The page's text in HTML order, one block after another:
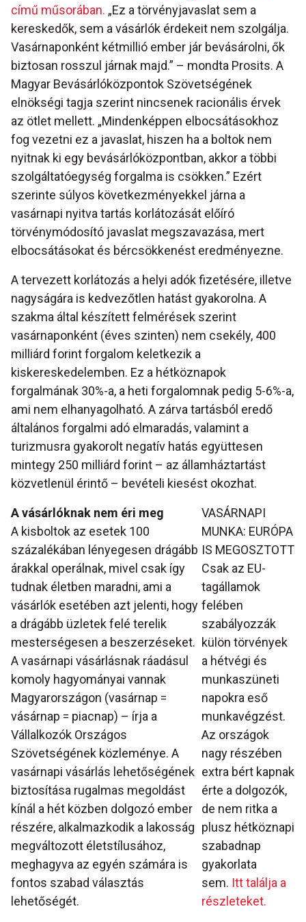
című műsorában. „Ez a törvényjavaslat sem a
kereskedők, sem a vásárlók érdekeit nem szolgálja.
Vasárnaponként kétmillió ember jár bevásárolni, ők
biztosan rosszul járnak majd.” – mondta Prosits. A
Magyar Bevásárlóközpontok Szövetségének
elnökségi tagja szerint nincsenek racionális érvek
az ötlet mellett. „Mindenképpen elbocsátásokhoz
fog vezetni ez a javaslat, hiszen ha a boltok nem
nyitnak ki egy bevásárlóközpontban, akkor a többi
szolgáltatóegység forgalma is csökken.” Ezért
szerinte súlyos következményekkel járna a
vasárnapi nyitva tartás korlátozását előíró
törvénymódosító javaslat megszavazása, mert
elbocsátásokat és bércsökkenést eredményezne.
A tervezett korlátozás a helyi adók fizetésére, illetve
nagyságára is kedvezőtlen hatást gyakorolna. A
szakma által készített felmérések szerint
vasárnaponként (éves szinten) nem csekély, 400
milliárd forint forgalom keletkezik a
kiskereskedelemben. Ez a hétköznapok
forgalmának 30%-a, a heti forgalomnak pedig 5-6%-a,
ami nem elhanyagolható. A zárva tartásból eredő
általános forgalmi adó elmaradás, valamint a
turizmusra gyakorolt negatív hatás együttesen
mintegy 250 milliárd forint – az államháztartást
közvetlenül érintő – bevételi kiesést okozhat.
VASÁRNAPI
MUNKA: EURÓPA
IS MEGOSZTOTT
Csak az EU-
tagállamok
felében
szabályozzák
külön törvények
a hétvégi és
munkaszüneti
napokra eső
munkavégzést.
Az országok
nagy részében
extra bért kapnak
érte a dolgozók,
de nem ritka a
plusz hétköznapi
szabadnap
gyakorlata
sem. Itt találja a
részleteket.
A vásárlóknak nem éri meg
A kisboltok az esetek 100
százalékában lényegesen drágább
árakkal operálnak, mivel csak így
tudnak életben maradni, ami a
vásárlók esetében azt jelenti, hogy
a drágább üzletek felé terelik
mesterségesen a beszerzéseket.
A vasárnapi vásárlásnak ráadásul
komoly hagyományai vannak
Magyarországon (vasárnap =
vásárnap = piacnap) – írja a
Vállalkozók Országos
Szövetségének közleménye. A
vasárnapi vásárlás lehetőségének
biztosítása rugalmas megoldást
kínál a hét közben dolgozó ember
részére, alkalmazkodik a lakosság
megváltozott életstílusához,
meghagyva az egyén számára is
fontos szabad választás
lehetőségét.